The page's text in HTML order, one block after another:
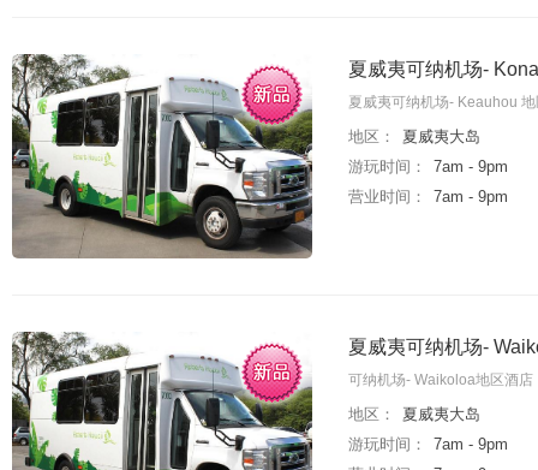
夏威夷可纳机场-
夏威夷可纳机场- Keauhou
地区：
夏威夷大岛
游玩时间：
7am - 9pm
营业时间：
7am - 9pm
夏威夷可纳机场-
可纳机场- Waikoloa地区酒
地区：
夏威夷大岛
游玩时间：
7am - 9pm